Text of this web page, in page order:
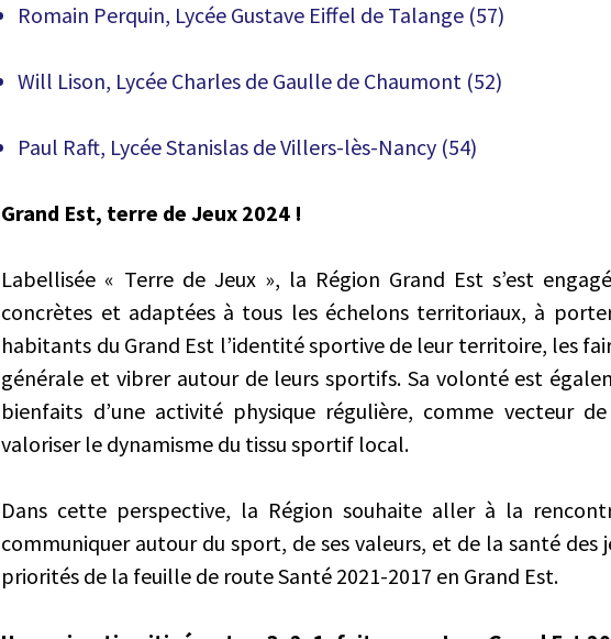
Romain Perquin, Lycée Gustave Eiffel de Talange (57)
Will Lison, Lycée Charles de Gaulle de Chaumont (52)
Paul Raft, Lycée Stanislas de Villers-lès-Nancy (54)
Grand Est, terre de Jeux 2024 !
Labellisée « Terre de Jeux », la Région Grand Est s’est
concrètes et adaptées à tous les échelons territoriaux, à
habitants du Grand Est l’identité sportive de leur territoire, les
générale et vibrer autour de leurs sportifs. Sa volonté est
bienfaits d’une activité physique régulière, comme vecteur
valoriser le dynamisme du tissu sportif local.
Dans cette perspective, la Région souhaite aller à la
communiquer autour du sport, de ses valeurs, et de la santé des
priorités de la feuille de route Santé 2021-2017 en Grand Est.